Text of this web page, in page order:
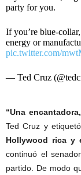
party for you.
If you’re blue-
energy or
pic.twitter.com/
— Ted Cruz
“Una
Ted Cruz y
Hollywood rica y
continuó el
partido. De modo